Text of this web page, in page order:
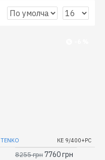
TENKO КЕ 9/400+PC
8255 грн7760 грн